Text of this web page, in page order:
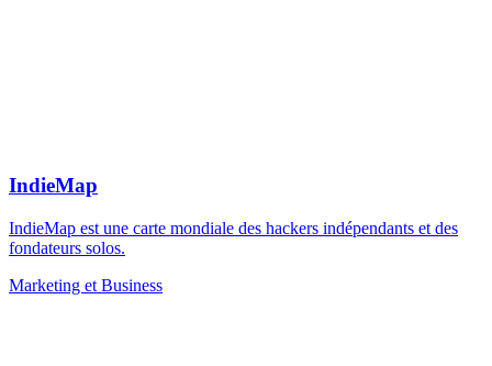
IndieMap
IndieMap est une carte mondiale des hackers indépendants et des
fondateurs solos.
Marketing et Business